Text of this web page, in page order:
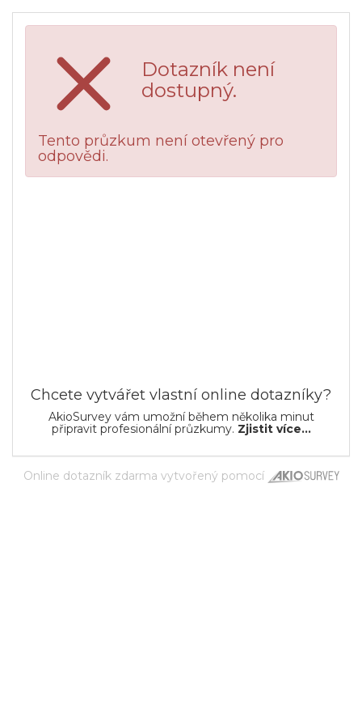
Dotazník není
dostupný.
Tento průzkum není otevřený pro
odpovědi.
Chcete vytvářet vlastní online dotazníky?
AkioSurvey vám umožní během několika minut
připravit profesionální průzkumy. Zjistit více...
Online dotazník zdarma vytvořený pomocí